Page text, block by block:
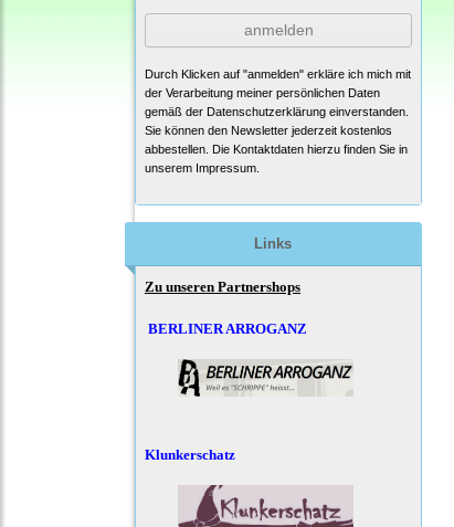
anmelden
Durch Klicken auf "anmelden" erkläre ich mich mit
der Verarbeitung meiner persönlichen Daten
gemäß der Datenschutzerklärung einverstanden.
Sie können den Newsletter jederzeit kostenlos
abbestellen. Die Kontaktdaten hierzu finden Sie in
unserem Impressum.
Links
Zu unseren Partnershops
BERLINER ARROGANZ
Klunkerschatz